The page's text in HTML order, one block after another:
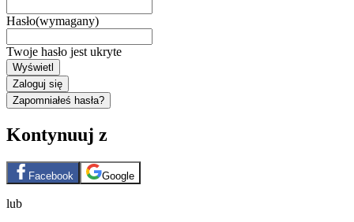
Hasło(wymagany)
Twoje hasło jest ukryte
Wyświetl
Zaloguj się
Zapomniałeś hasła?
Kontynuuj z
Facebook Google
lub